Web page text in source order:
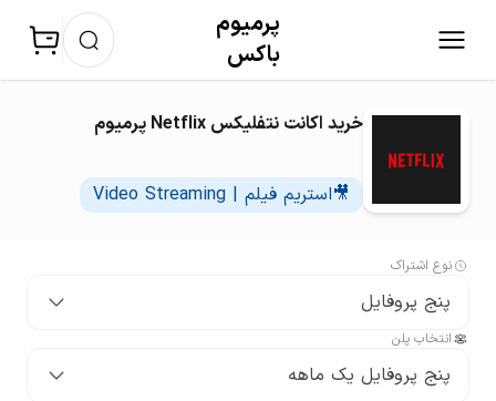
پرمیوم‌
باکس
خرید اکانت نتفلیکس Netflix پرمیوم
🎥استریم فیلم | Video Streaming
نوع اشتراک
پنج پروفایل
انتخاب پلن
پنج پروفایل یک ماهه